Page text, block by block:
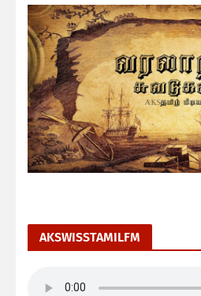
AKSWISSTAMILFM